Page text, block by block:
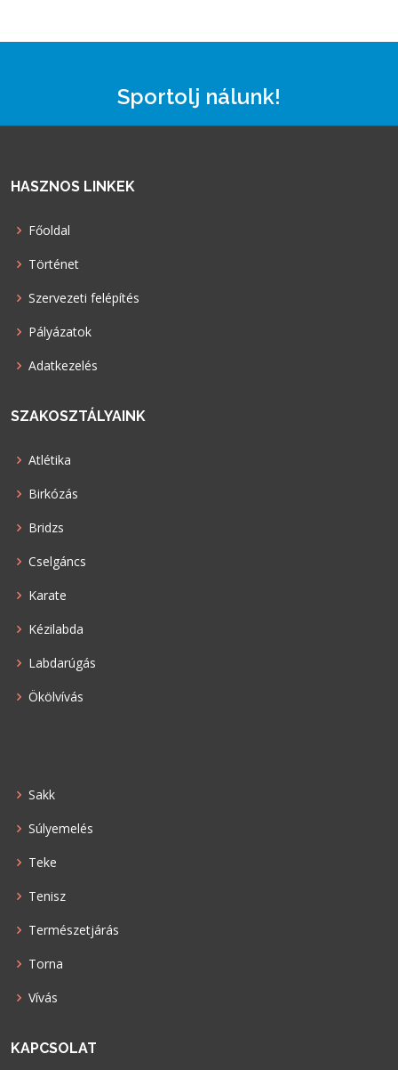
Sportolj nálunk!
HASZNOS LINKEK
Főoldal
Történet
Szervezeti felépítés
Pályázatok
Adatkezelés
SZAKOSZTÁLYAINK
Atlétika
Birkózás
Bridzs
Cselgáncs
Karate
Kézilabda
Labdarúgás
Ökölvívás
Sakk
Súlyemelés
Teke
Tenisz
Természetjárás
Torna
Vívás
KAPCSOLAT